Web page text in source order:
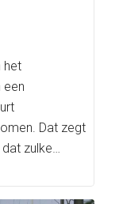
het
een
Dat zegt
zulke…